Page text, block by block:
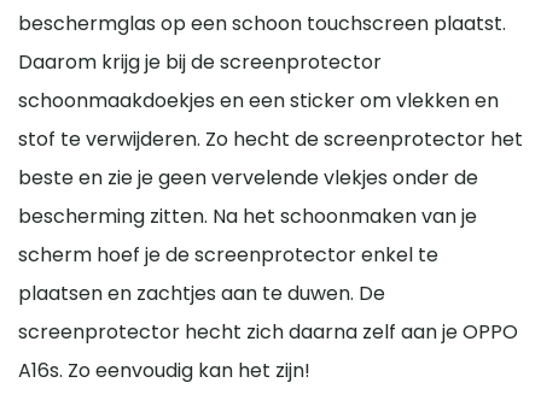
beschermglas op een schoon touchscreen plaatst.
Daarom krijg je bij de screenprotector
schoonmaakdoekjes en een sticker om vlekken en
stof te verwijderen. Zo hecht de screenprotector het
beste en zie je geen vervelende vlekjes onder de
bescherming zitten. Na het schoonmaken van je
scherm hoef je de screenprotector enkel te
plaatsen en zachtjes aan te duwen. De
screenprotector hecht zich daarna zelf aan je OPPO
A16s. Zo eenvoudig kan het zijn!